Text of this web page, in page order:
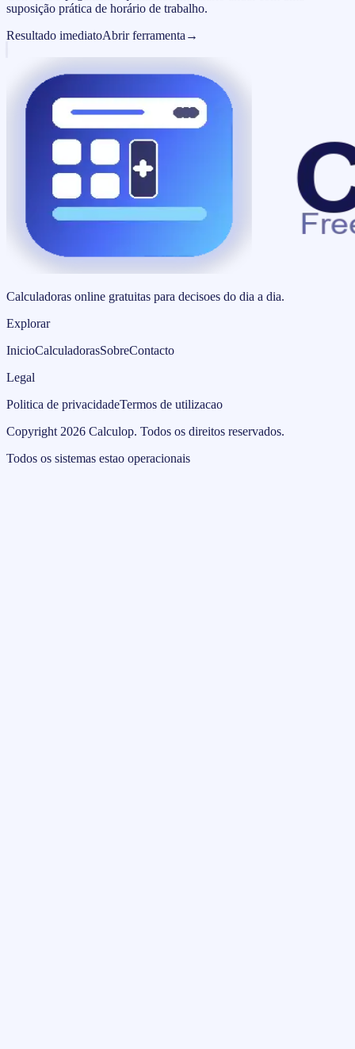
suposição prática de horário de trabalho.
Resultado imediatoAbrir ferramenta →
Calculadoras online gratuitas para decisoes do dia a dia.
Explorar
InicioCalculadorasSobreContacto
Legal
Politica de privacidadeTermos de utilizacao
Copyright 2026 Calculop. Todos os direitos reservados.
Todos os sistemas estao operacionais